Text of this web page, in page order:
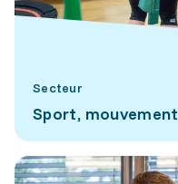
Secteur
Sport, mouvement